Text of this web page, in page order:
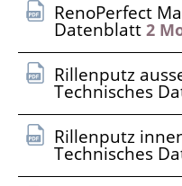
RenoPerfect
Datenblatt 2
Rillenputz
Technisches
Rillenputz
Technisches